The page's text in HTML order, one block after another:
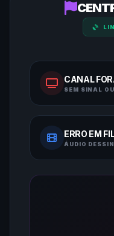
CANAL
SEM SINAL
ERRO EM
ÁUDIO